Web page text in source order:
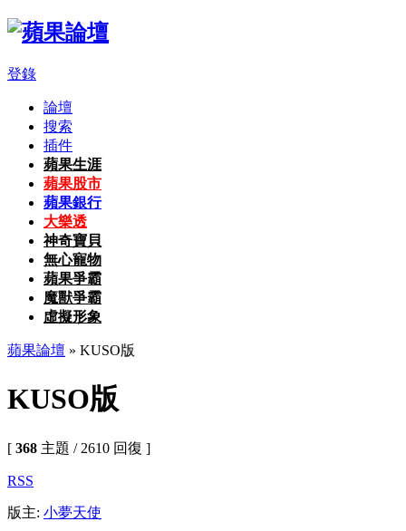
登錄
論壇
搜索
插件
蘋果生涯
蘋果股市
蘋果銀行
大樂透
神奇寶貝
無心寵物
蘋果爭霸
魔獸爭霸
虛擬形象
蘋果論壇 » KUSO版
KUSO版
[ 368 主題 / 2610 回復 ]
RSS
版主: 小夢天使